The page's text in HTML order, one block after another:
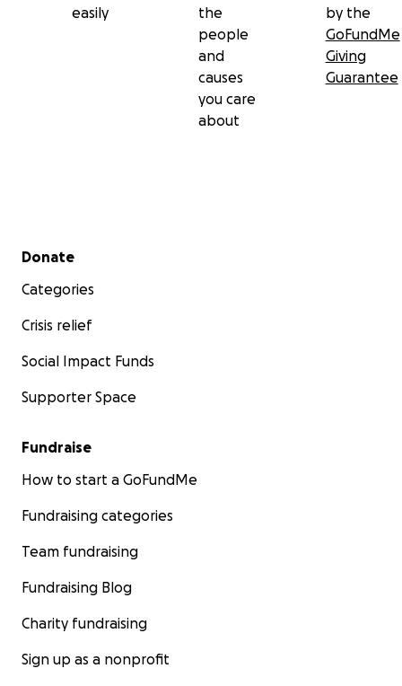
easily
the
people
and
causes
you care
about
by the
GoFundMe
Giving
Guarantee
Secondary menu
Donate
Categories
Crisis relief
Social Impact Funds
Supporter Space
Fundraise
How to start a GoFundMe
Fundraising categories
Team fundraising
Fundraising Blog
Charity fundraising
Sign up as a nonprofit